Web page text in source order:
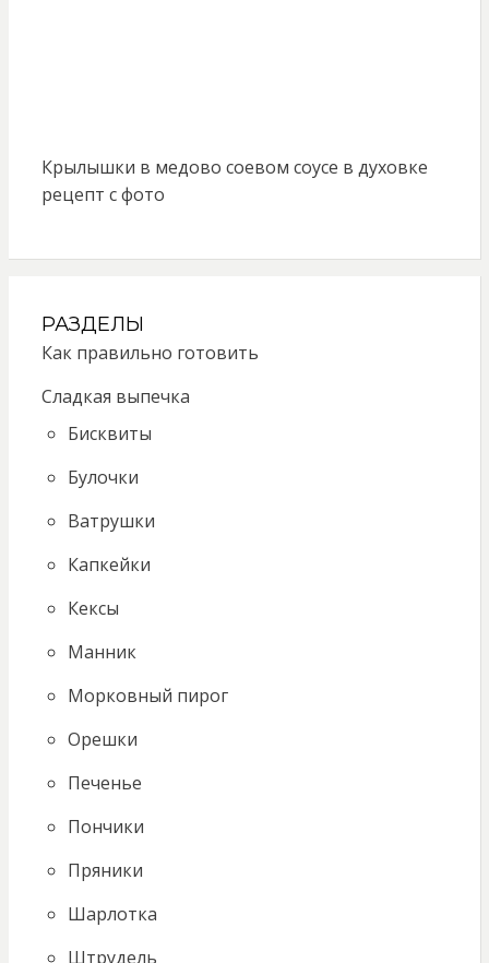
Крылышки в медово соевом соусе в духовке
рецепт с фото
РАЗДЕЛЫ
Как правильно готовить
Сладкая выпечка
Бисквиты
Булочки
Ватрушки
Капкейки
Кексы
Манник
Морковный пирог
Орешки
Печенье
Пончики
Пряники
Шарлотка
Штрудель